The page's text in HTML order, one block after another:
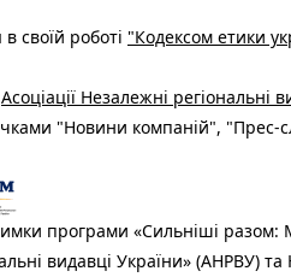
своїй роботі "Кодексом етики
Асоціації Незалежні регіональні
"Новини компаній", "Прес-
програми «Сильніші разом:
видавці України» (АНРВУ)